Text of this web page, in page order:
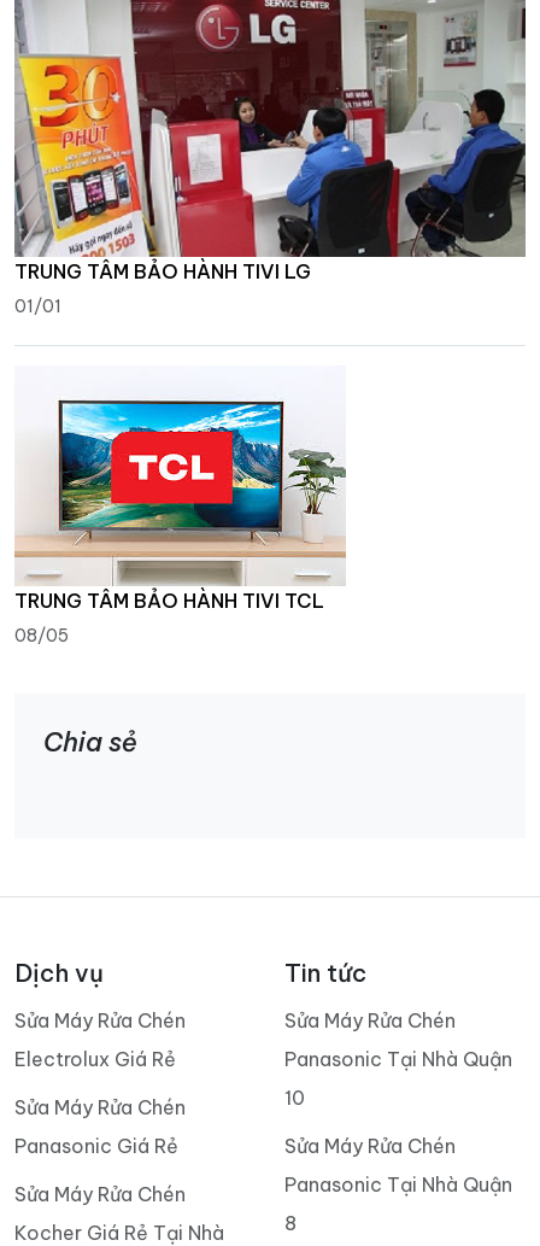
TRUNG TÂM BẢO HÀNH TIVI LG
01/01
TRUNG TÂM BẢO HÀNH TIVI TCL
08/05
Chia sẻ
Dịch vụ
Sửa Máy Rửa Chén
Electrolux Giá Rẻ
Sửa Máy Rửa Chén
Panasonic Giá Rẻ
Sửa Máy Rửa Chén
Kocher Giá Rẻ Tại Nhà
Tin tức
Sửa Máy Rửa Chén
Panasonic Tại Nhà Quận
10
Sửa Máy Rửa Chén
Panasonic Tại Nhà Quận
8